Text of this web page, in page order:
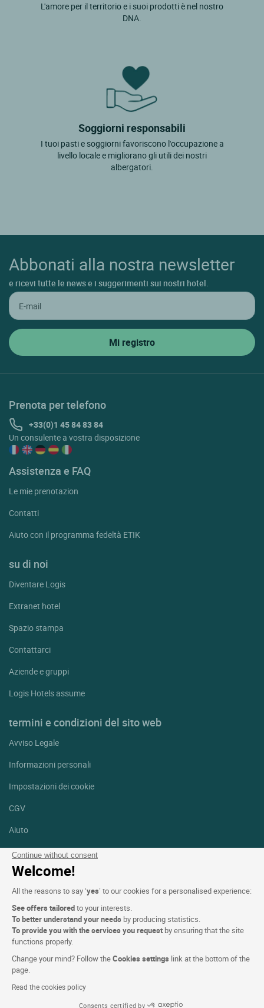
Continue without consent
Welcome!
All the reasons to say ‘yes’ to our cookies for a personalised experience:
See offers tailoredto your interests.
To better understand your needs by producing statistics.
To provide you with the services you request by ensuring that the site
functions properly.
Change your mind? Follow theCookies settings link at the bottom of the
page.
Read the cookies policy
Consents certified by
L'amore per il territorio e i suoi prodotti è nel nostro
DNA.
Soggiorni responsabili
I tuoi pasti e soggiorni favoriscono l'occupazione a
livello locale e migliorano gli utili dei nostri
albergatori.
Abbonati alla nostra newsletter
e ricevi tutte le news e i suggerimenti sui nostri hotel.
Prenota per telefono
+33(0)1 45 84 83 84
Un consulente a vostra disposizione
Assistenza e FAQ
Le mie prenotazion
Contatti
Aiuto con il programma fedeltà ETIK
su di noi
Diventare Logis
Extranet hotel
Spazio stampa
Contattarci
Aziende e gruppi
Logis Hotels assume
termini e condizioni del sito web
Avviso Legale
Informazioni personali
Impostazioni dei cookie
CGV
Aiuto
Mappa del sito
Crediti fotografici
Facebook
Linkedin